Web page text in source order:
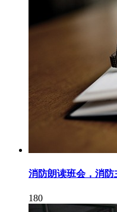
消防朗读班会，消防
180